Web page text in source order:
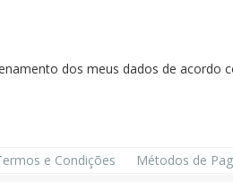
dos meus dados de acordo
e Condições Métodos de